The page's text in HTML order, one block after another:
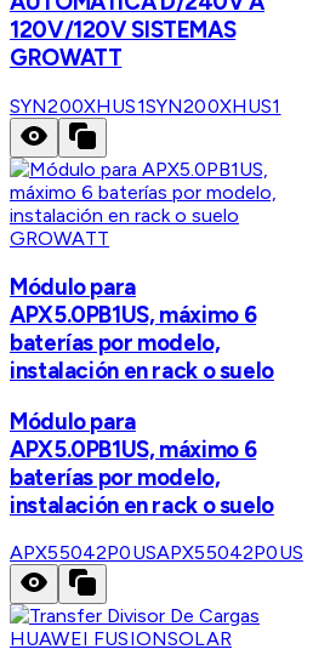
120V/120V SISTEMAS
GROWATT
SYN200XHUS1SYN200XHUS1
GROWATT
Módulo para
APX5.0PB1US, máximo 6
baterías por modelo,
instalación en rack o suelo
Módulo para
APX5.0PB1US, máximo 6
baterías por modelo,
instalación en rack o suelo
APX55042P0USAPX55042P0US
HUAWEI FUSIONSOLAR